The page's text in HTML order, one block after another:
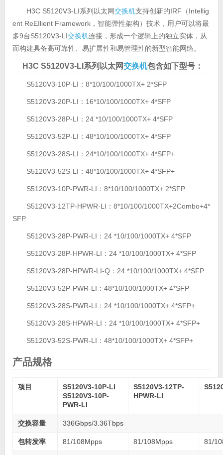
H3C S5120V3-LI系列以太网交换机支持创新的IRF（Intellig
ent ReEIlient Framework，智能弹性架构）技术，用户可以将最
多9台S5120V3-LI交换机连接，形成一个逻辑上的独立实体，从
而构建具备高可靠性、易扩展性和易管理性的新型智能网络。
H3C S5120V3-LI系列以太网交换机包含如下型号：
S5120V3-10P-LI：8*10/100/1000TX+ 2*SFP
S5120V3-20P-LI：16*10/100/1000TX+ 4*SFP
S5120V3-28P-LI：24 *10/100/1000TX+ 4*SFP
S5120V3-52P-LI：48*10/100/1000TX+ 4*SFP
S5120V3-28S-LI：24*10/100/1000TX+ 4*SFP+
S5120V3-52S-LI：48*10/100/1000TX+ 4*SFP+
S5120V3-10P-PWR-LI：8*10/100/1000TX+ 2*SFP
S5120V3-12TP-HPWR-LI：8*10/100/1000TX+2Combo+4*
SFP
S5120V3-28P-PWR-LI：24 *10/100/1000TX+ 4*SFP
S5120V3-28P-HPWR-LI：24 *10/100/1000TX+ 4*SFP
S5120V3-28P-HPWR-LI-Q：24 *10/100/1000TX+ 4*SFP
S5120V3-52P-PWR-LI：48*10/100/1000TX+ 4*SFP
S5120V3-28S-PWR-LI：24 *10/100/1000TX+ 4*SFP+
S5120V3-28S-HPWR-LI：24 *10/100/1000TX+ 4*SFP+
S5120V3-52S-PWR-LI：48*10/100/1000TX+ 4*SFP+
产品规格
项目
S5120V3-10P-LI
S5120V3-10P-
PWR-LI
S5120V3-12TP-
HPWR-LI
交换容量 336Gbps/3.36Tbps
包转发率 81/108Mpps 81/108Mpps 81/